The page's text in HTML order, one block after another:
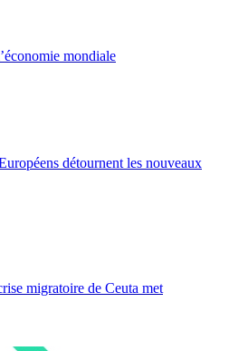
mondiale
détournent les nouveaux
migratoire de Ceuta met